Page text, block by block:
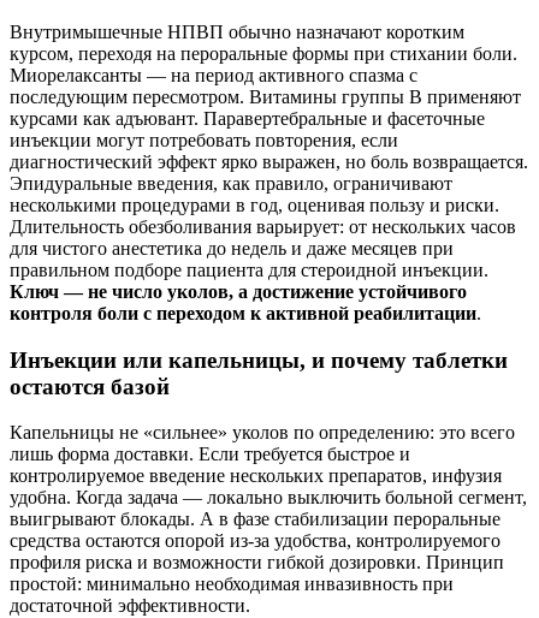
Внутримышечные НПВП обычно назначают коротким
курсом, переходя на пероральные формы при стихании боли.
Миорелаксанты — на период активного спазма с
последующим пересмотром. Витамины группы B применяют
курсами как адъювант. Паравертебральные и фасеточные
инъекции могут потребовать повторения, если
диагностический эффект ярко выражен, но боль возвращается.
Эпидуральные введения, как правило, ограничивают
несколькими процедурами в год, оценивая пользу и риски.
Длительность обезболивания варьирует: от нескольких часов
для чистого анестетика до недель и даже месяцев при
правильном подборе пациента для стероидной инъекции.
Ключ — не число уколов, а достижение устойчивого
контроля боли с переходом к активной реабилитации.
Инъекции или капельницы, и почему таблетки
остаются базой
Капельницы не «сильнее» уколов по определению: это всего
лишь форма доставки. Если требуется быстрое и
контролируемое введение нескольких препаратов, инфузия
удобна. Когда задача — локально выключить больной сегмент,
выигрывают блокады. А в фазе стабилизации пероральные
средства остаются опорой из‑за удобства, контролируемого
профиля риска и возможности гибкой дозировки. Принцип
простой: минимально необходимая инвазивность при
достаточной эффективности.